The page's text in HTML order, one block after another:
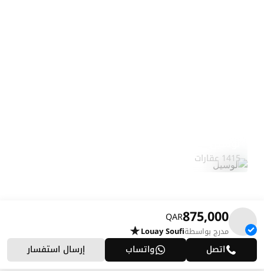
1415 عقارات
875,000
QAR
مدرج بواسطةLouay Soufi
اتصل واتساب إرسال استفسار